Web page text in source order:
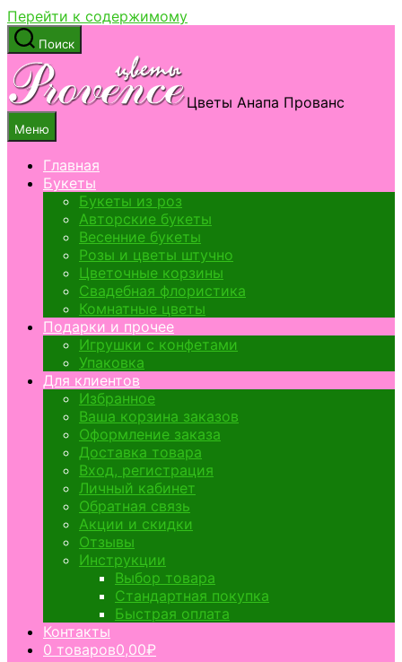
Перейти к содержимому
Поиск
Цветы Анапа Прованс
Меню
Главная
Букеты
Букеты из роз
Авторские букеты
Весенние букеты
Розы и цветы штучно
Цветочные корзины
Свадебная флористика
Комнатные цветы
Подарки и прочее
Игрушки с конфетами
Упаковка
Для клиентов
Избранное
Ваша корзина заказов
Оформление заказа
Доставка товара
Вход, регистрация
Личный кабинет
Обратная связь
Акции и скидки
Отзывы
Инструкции
Выбор товара
Стандартная покупка
Быстрая оплата
Контакты
0 товаров0,00₽